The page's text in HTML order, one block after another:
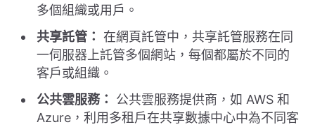
多個組織或用戶。
共享託管： 在網頁託管中，共享託管服務在同
一伺服器上託管多個網站，每個都屬於不同的
客戶或組織。
公共雲服務：
公共雲服務提供商，如 AWS 和
Azure，利用多租戶在共享數據中心中為不同客